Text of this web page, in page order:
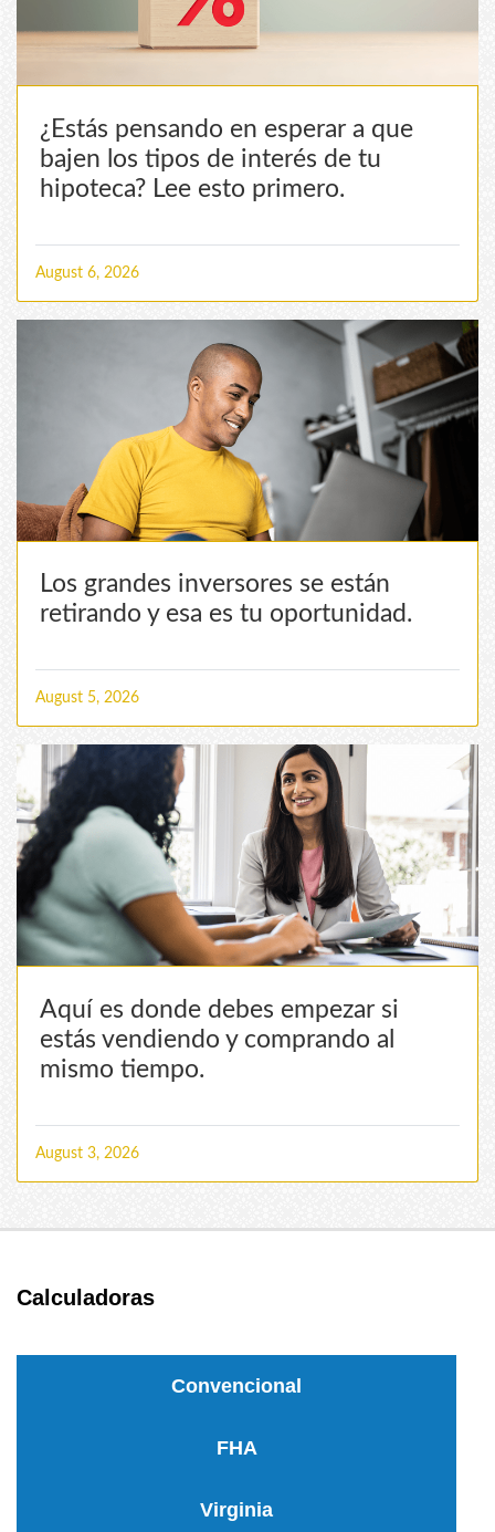
¿Estás pensando en esperar a que
bajen los tipos de interés de tu
hipoteca? Lee esto primero.
August 6, 2026
Los grandes inversores se están
retirando y esa es tu oportunidad.
August 5, 2026
Aquí es donde debes empezar si
estás vendiendo y comprando al
mismo tiempo.
August 3, 2026
Calculadoras
Convencional
FHA
Virginia